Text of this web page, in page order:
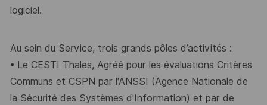
logiciel.
Au sein du Service, trois grands pôles d’activités :
• Le CESTI Thales, Agréé pour les évaluations Critères
Communs et CSPN par l'ANSSI (Agence Nationale de
la Sécurité des Systèmes d'Information) et par de